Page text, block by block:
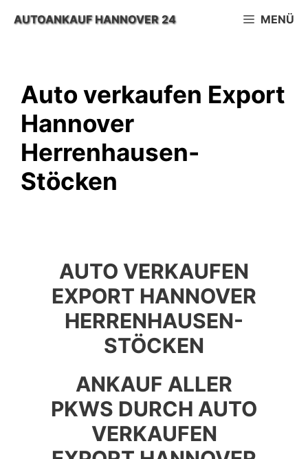
InhaltAUTOANKAUF HANNOVER 24 MENÜ
Auto verkaufen Export
Hannover
Herrenhausen-
Stöcken
AUTO VERKAUFEN
EXPORT HANNOVER
HERRENHAUSEN-
STÖCKEN
ANKAUF ALLER
PKWS DURCH AUTO
VERKAUFEN